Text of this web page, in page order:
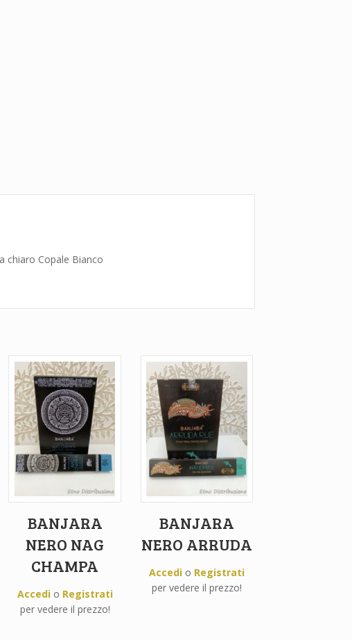
chiaro Copale Bianco
BANJARA
NERO NAG
CHAMPA
Accedio Registrati
per vedere il prezzo!
BANJARA
NERO ARRUDA
Accedio Registrati
per vedere il prezzo!